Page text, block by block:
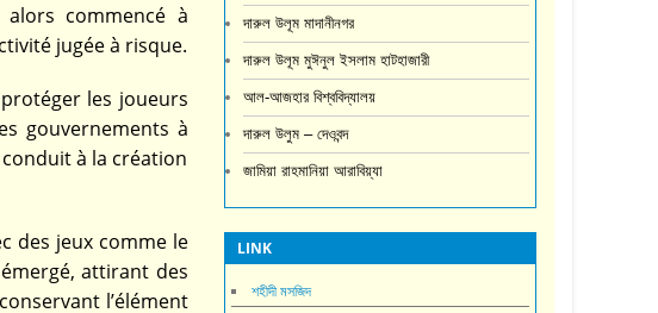
commencé à
jugée à risque.
les joueurs
gouvernements à
à la création
des jeux comme le
attirant des
l’élément
দারুল উলূম মাদানীনগর
দারুল উলূম মুঈনুল ইসলাম হাটহাজারী
আল-আজহার বিশ্ববিদ্যালয়
দারুল উলুম – দেওবন্দ
জামিয়া রাহমানিয়া আরাবিয়্যা
LINK
শহীদী মসজিদ